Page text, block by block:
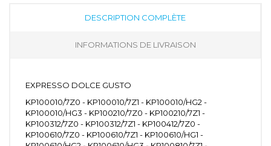
DESCRIPTION COMPLÈTE
INFORMATIONS DE LIVRAISON
EXPRESSO DOLCE GUSTO
KP100010/7Z0 - KP100010/7Z1 - KP100010/HG2 -
KP100010/HG3 - KP100210/7Z0 - KP100210/7Z1 -
KP100312/7Z0 - KP100312/7Z1 - KP100412/7Z0 -
KP100610/7Z0 - KP100610/7Z1 - KP100610/HG1 -